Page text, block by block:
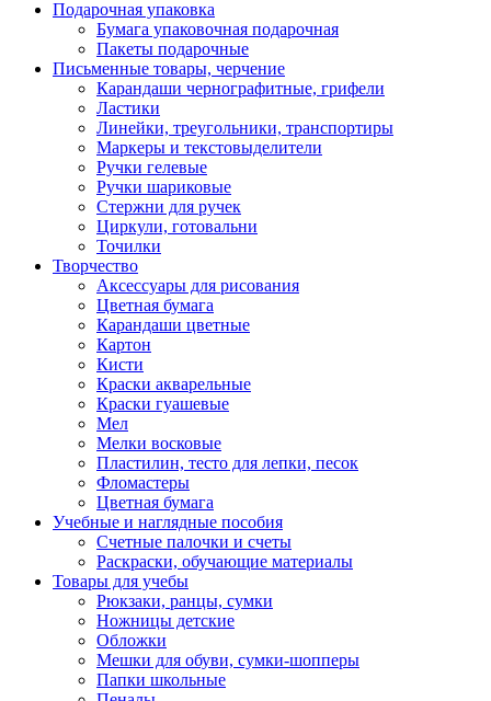
Подарочная упаковка
Бумага упаковочная подарочная
Пакеты подарочные
Письменные товары, черчение
Карандаши чернографитные, грифели
Ластики
Линейки, треугольники, транспортиры
Маркеры и текстовыделители
Ручки гелевые
Ручки шариковые
Стержни для ручек
Циркули, готовальни
Точилки
Творчество
Аксессуары для рисования
Цветная бумага
Карандаши цветные
Картон
Кисти
Краски акварельные
Краски гуашевые
Мел
Мелки восковые
Пластилин, тесто для лепки, песок
Фломастеры
Цветная бумага
Учебные и наглядные пособия
Счетные палочки и счеты
Раскраски, обучающие материалы
Товары для учебы
Рюкзаки, ранцы, сумки
Ножницы детские
Обложки
Мешки для обуви, сумки-шопперы
Папки школьные